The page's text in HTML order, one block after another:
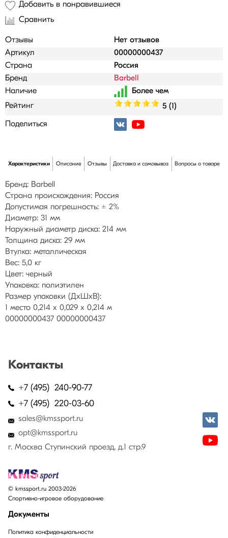
Добавить в понравившиеся
Сравнить
Отзывы
Нет отзывов
Артикул
00000000437
Страна
Россия
Бренд
Barbell
Наличие
Рейтинг
5 (1)
Поделиться
Характеристики Описание Отзывы Доставка и самовывоз Вопросы о товаре
Бренд: Barbell
Страна происхождения: Россия
Допустимая погрешность: ± 2%
Диаметр: 31 мм
Наружный диаметр диска: 214 мм
Толщина диска: 29 мм
Втулка: металлическая
Вес: 5,0 кг
Цвет: черный
Упаковка: полиэтилен
Размер упаковки (ДхШхВ):
1 место 0,214 х 0,029 х 0,214 м
00000000437 00000000437
Контакты
+7 (495) 240-90-77
+7 (495) 220-03-60
sales@kmssport.ru
opt@kmssport.ru
г. Москва Ступинский проезд, д.1 стр.9
© kmssport.ru 2003-2026
Спортивно-игровое оборудование
Документы
Политика конфиденциальности